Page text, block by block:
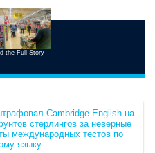
the Full Story
Cambridge English на
стерлингов за неверные
международных тестов по
языку